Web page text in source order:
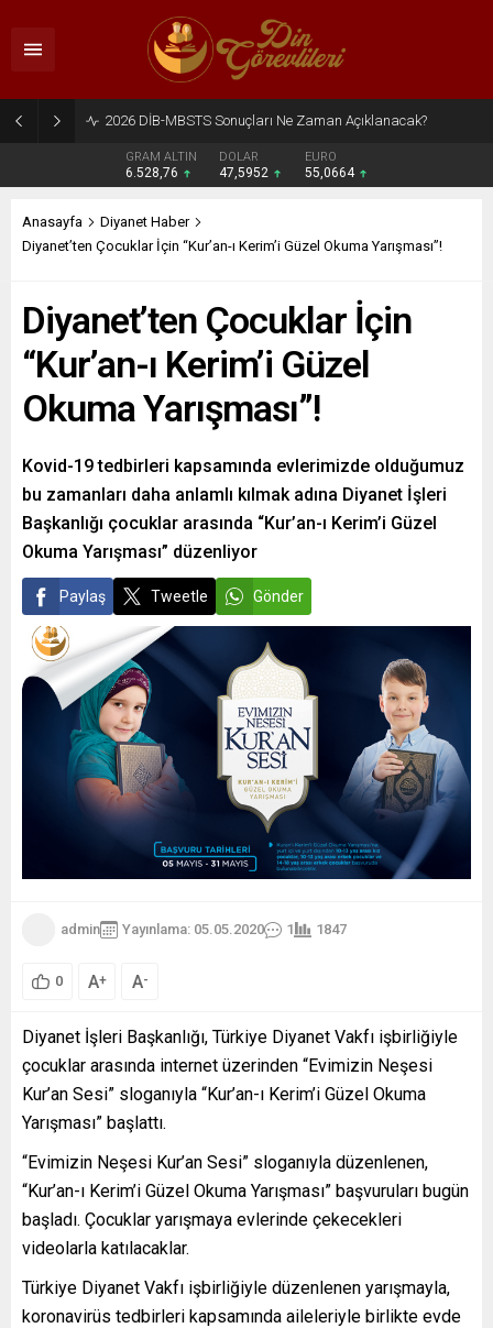
2026 DİB-MBSTS Ne Zaman?
GRAM ALTIN
6.528,76
DOLAR
47,5952
EURO
55,0664
Anasayfa
Diyanet Haber
Diyanet’ten Çocuklar İçin “Kur’an-ı Kerim’i Güzel Okuma Yarışması”!
Diyanet’ten Çocuklar İçin
“Kur’an-ı Kerim’i Güzel
Okuma Yarışması”!
Kovid-19 tedbirleri kapsamında evlerimizde olduğumuz
bu zamanları daha anlamlı kılmak adına Diyanet İşleri
Başkanlığı çocuklar arasında “Kur’an-ı Kerim’i Güzel
Okuma Yarışması” düzenliyor
Paylaş Tweetle Gönder
admin Yayınlama: 05.05.2020 1 1847
0 A+ A-
Diyanet İşleri Başkanlığı, Türkiye Diyanet Vakfı işbirliğiyle
çocuklar arasında internet üzerinden “Evimizin Neşesi
Kur’an Sesi” sloganıyla “Kur’an-ı Kerim’i Güzel Okuma
Yarışması” başlattı.
“Evimizin Neşesi Kur’an Sesi” sloganıyla düzenlenen,
“Kur’an-ı Kerim’i Güzel Okuma Yarışması” başvuruları bugün
başladı. Çocuklar yarışmaya evlerinde çekecekleri
videolarla katılacaklar.
Türkiye Diyanet Vakfı işbirliğiyle düzenlenen yarışmayla,
koronavirüs tedbirleri kapsamında aileleriyle birlikte evde